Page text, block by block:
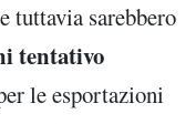
tuttavia sarebbero
tentativo
le esportazioni